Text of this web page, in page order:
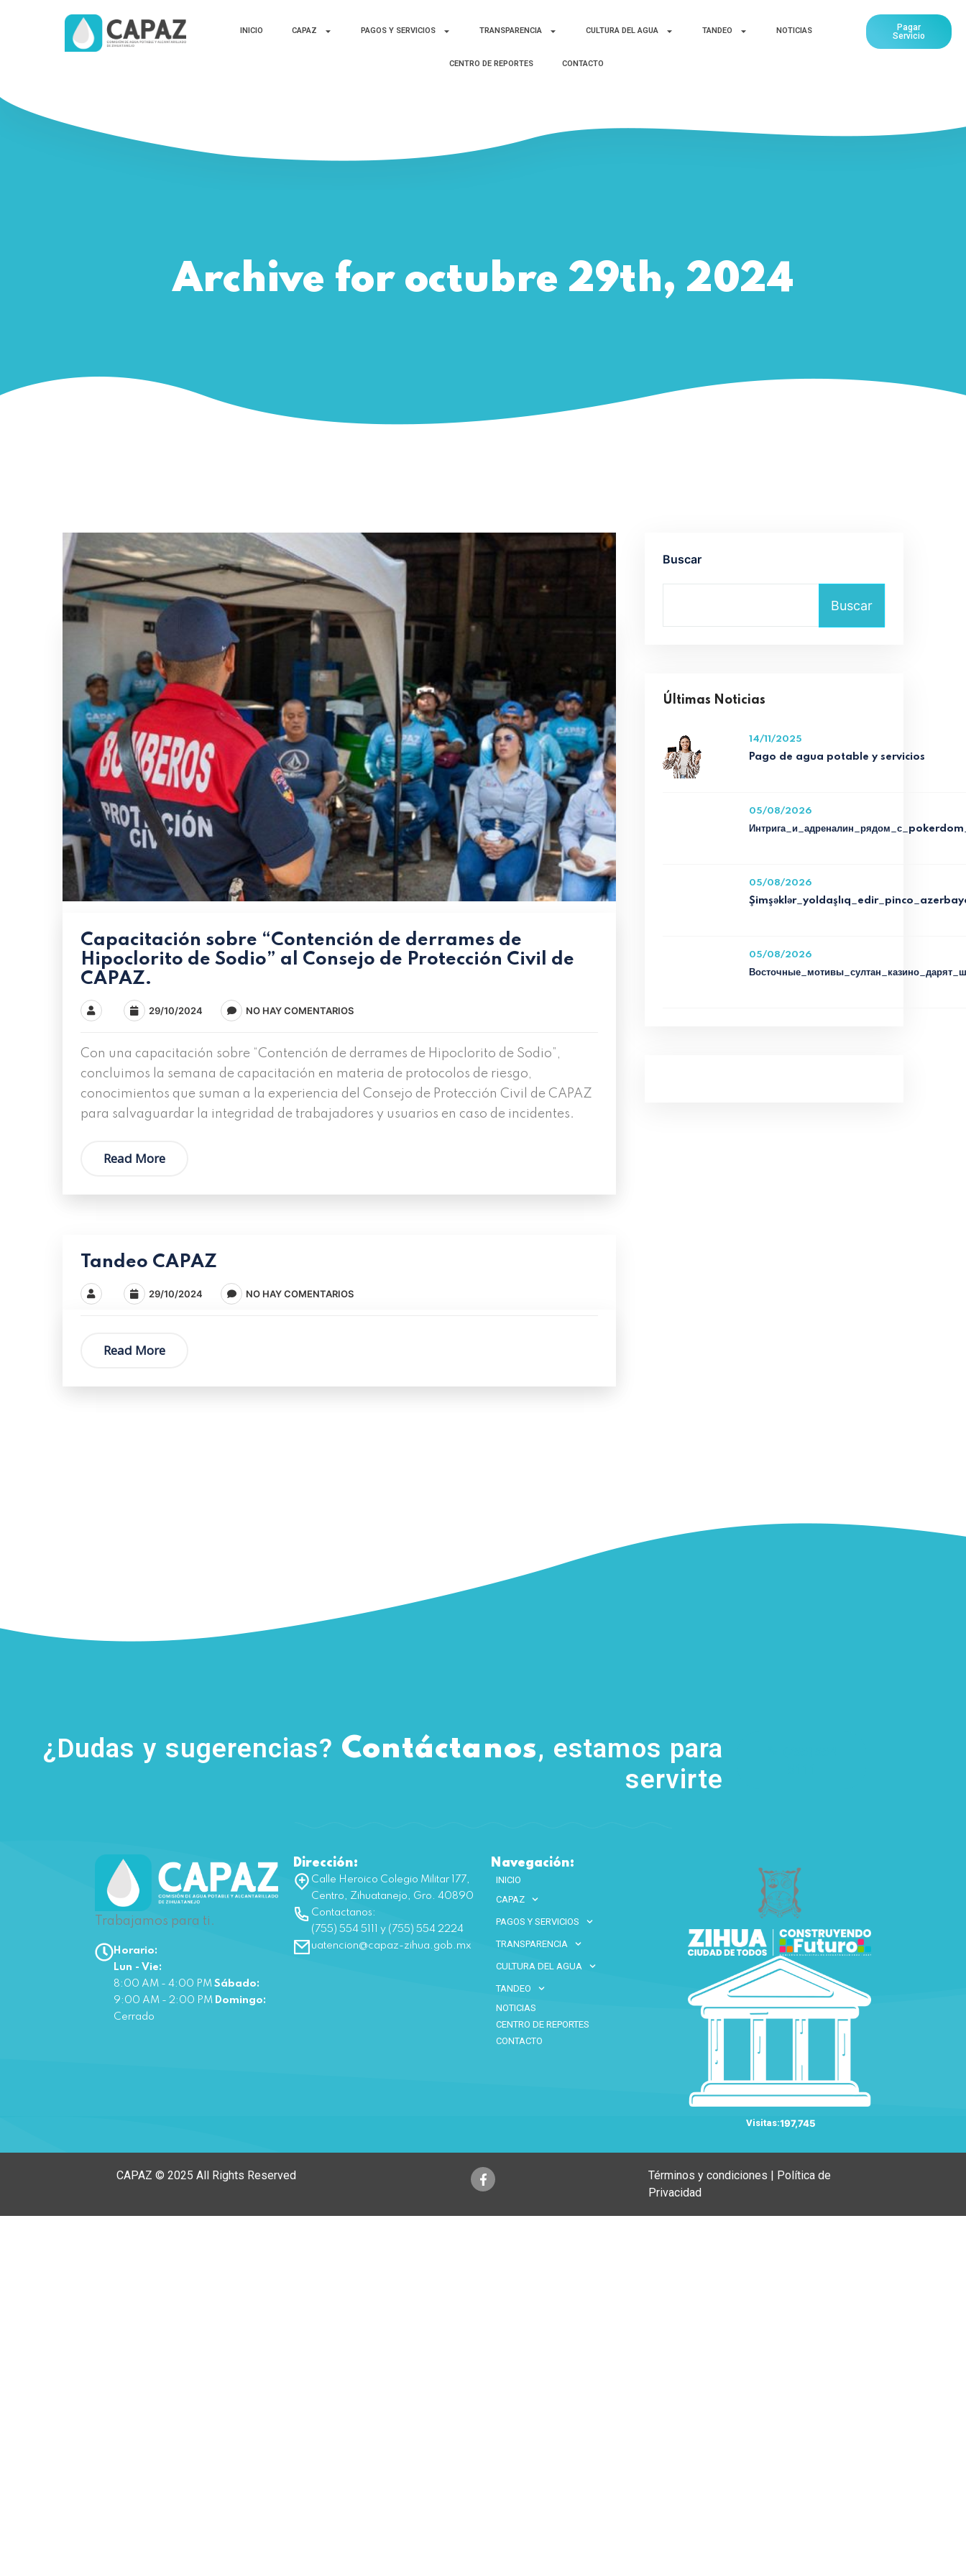
INICIO CAPAZ PAGOS Y SERVICIOS TRANSPARENCIA CULTURA DEL AGUA TANDEO NOTICIAS
CENTRO DE REPORTES CONTACTO
Pagar
Servicio
Archive for octubre 29th, 2024
Capacitación sobre “Contención de derrames de
Hipoclorito de Sodio” al Consejo de Protección Civil de
CAPAZ.
29/10/2024 NO HAY COMENTARIOS
Con una capacitación sobre “Contención de derrames de Hipoclorito de Sodio”,
concluimos la semana de capacitación en materia de protocolos de riesgo,
conocimientos que suman a la experiencia del Consejo de Protección Civil de CAPAZ
para salvaguardar la integridad de trabajadores y usuarios en caso de incidentes.
Read More
Tandeo CAPAZ
29/10/2024 NO HAY COMENTARIOS
Read More
Buscar
Buscar
Últimas Noticias
14/11/2025
Pago de agua potable y servicios
05/08/2026
05/08/2026
05/08/2026
¿Dudas y sugerencias? Contáctanos, estamos para
servirte
Trabajamos para ti.
Horario:
Lun - Vie:
8:00 AM - 4:00 PM Sábado:
9:00 AM - 2:00 PM Domingo:
Cerrado
Dirección:
Calle Heroico Colegio Militar 177,
Centro, Zihuatanejo, Gro. 40890
Contactanos:
(755) 554 5111 y (755) 554 2224
uatencion@capaz-zihua.gob.mx
Navegación:
INICIO
CAPAZ
PAGOS Y SERVICIOS
TRANSPARENCIA
CULTURA DEL AGUA
TANDEO
NOTICIAS
CENTRO DE REPORTES
CONTACTO
Visitas:197,745
CAPAZ © 2025 All Rights Reserved
Términos y condiciones | Política de
Privacidad